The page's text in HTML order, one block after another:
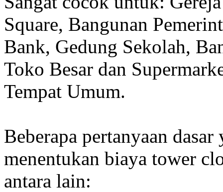
Square, Bangunan
Bank, Gedung Sekolah,
Toko Besar dan
Tempat Umum.
Beberapa pertanyaan
menentukan biaya tower
antara lain: